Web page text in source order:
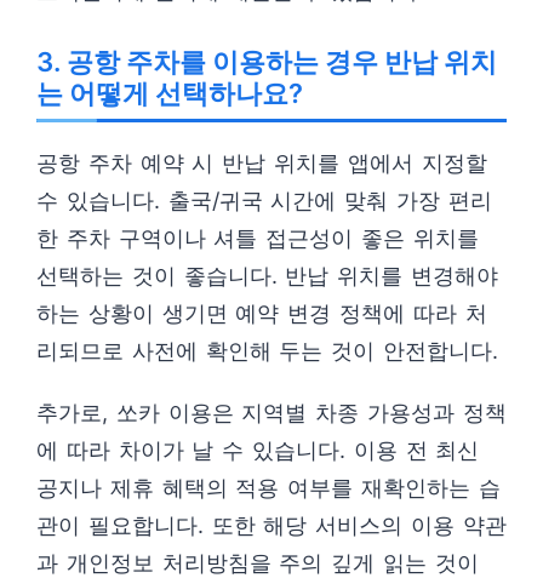
3. 공항 주차를 이용하는 경우 반납 위치
는 어떻게 선택하나요?
공항 주차 예약 시 반납 위치를 앱에서 지정할
수 있습니다. 출국/귀국 시간에 맞춰 가장 편리
한 주차 구역이나 셔틀 접근성이 좋은 위치를
선택하는 것이 좋습니다. 반납 위치를 변경해야
하는 상황이 생기면 예약 변경 정책에 따라 처
리되므로 사전에 확인해 두는 것이 안전합니다.
추가로, 쏘카 이용은 지역별 차종 가용성과 정책
에 따라 차이가 날 수 있습니다. 이용 전 최신
공지나 제휴 혜택의 적용 여부를 재확인하는 습
관이 필요합니다. 또한 해당 서비스의 이용 약관
과 개인정보 처리방침을 주의 깊게 읽는 것이